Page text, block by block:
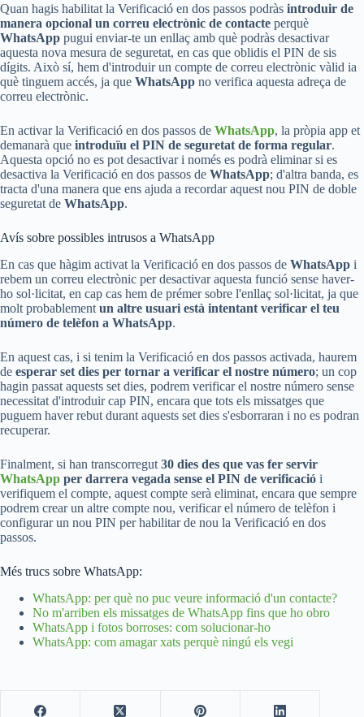
Quan hagis habilitat la Verificació en dos passos podràs introduir de
manera opcional un correu electrònic de contacte perquè
WhatsApp pugui enviar-te un enllaç amb què podràs desactivar
aquesta nova mesura de seguretat, en cas que oblidis el PIN de sis
dígits. Això sí, hem d'introduir un compte de correu electrònic vàlid ia
què tinguem accés, ja que WhatsApp no verifica aquesta adreça de
correu electrònic.
En activar la Verificació en dos passos de WhatsApp, la pròpia app et
demanarà que introduïu el PIN de seguretat de forma regular.
Aquesta opció no es pot desactivar i només es podrà eliminar si es
desactiva la Verificació en dos passos de WhatsApp; d'altra banda, es
tracta d'una manera que ens ajuda a recordar aquest nou PIN de doble
seguretat de WhatsApp.
Avís sobre possibles intrusos a WhatsApp
En cas que hàgim activat la Verificació en dos passos de WhatsApp i
rebem un correu electrònic per desactivar aquesta funció sense haver-
ho sol·licitat, en cap cas hem de prémer sobre l'enllaç sol·licitat, ja que
molt probablement un altre usuari està intentant verificar el teu
número de telèfon a WhatsApp.
En aquest cas, i si tenim la Verificació en dos passos activada, haurem
de esperar set dies per tornar a verificar el nostre número; un cop
hagin passat aquests set dies, podrem verificar el nostre número sense
necessitat d'introduir cap PIN, encara que tots els missatges que
puguem haver rebut durant aquests set dies s'esborraran i no es podran
recuperar.
Finalment, si han transcorregut 30 dies des que vas fer servir
WhatsApp per darrera vegada sense el PIN de verificació i
verifiquem el compte, aquest compte serà eliminat, encara que sempre
podrem crear un altre compte nou, verificar el número de telèfon i
configurar un nou PIN per habilitar de nou la Verificació en dos
passos.
Més trucs sobre WhatsApp:
WhatsApp: per què no puc veure informació d'un contacte?
No m'arriben els missatges de WhatsApp fins que ho obro
WhatsApp i fotos borroses: com solucionar-ho
WhatsApp: com amagar xats perquè ningú els vegi